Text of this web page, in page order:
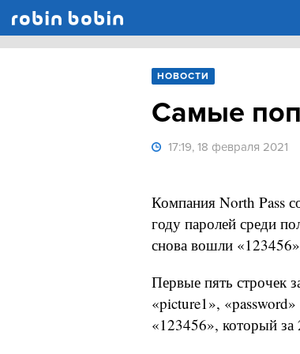
НОВОСТИ
Cамые
17:19, 18 февраля 2021
Компания North Pass
году паролей среди
снова вошли
Первые пять строчек
«picture1»,
«123456», который